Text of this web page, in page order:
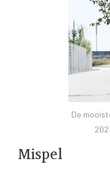
De
Mispel